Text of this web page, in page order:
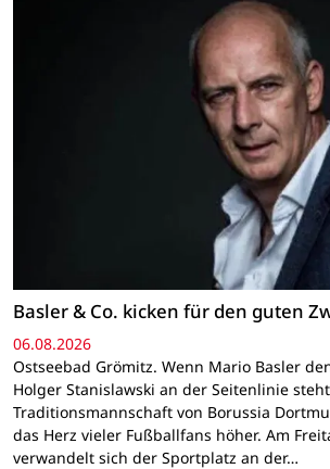
Basler & Co. kicken für den guten
06.08.2026
Ostseebad Grömitz. Wenn Mario Basler
Holger Stanislawski an der Seitenlinie
Traditionsmannschaft von Borussia
das Herz vieler Fußballfans höher. Am
verwandelt sich der Sportplatz an der…